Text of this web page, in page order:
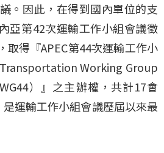
。因此，在得到國內單位的支
亞第42次運輸工作小組會議徵
取得『APEC第44次運輸工作小
Working Group
）』之主辦權，共計17會
運輸工作小組會議歷屆以來最